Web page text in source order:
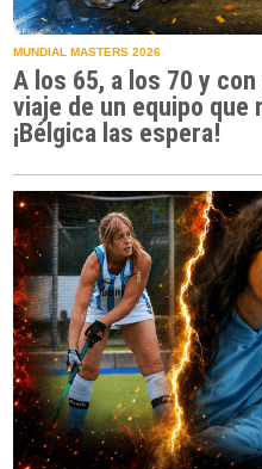
MUNDIAL MASTERS 2026
A los 65, a los 70 y
viaje de un equipo que
¡Bélgica las espera!